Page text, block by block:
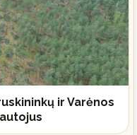
ir Varėnos